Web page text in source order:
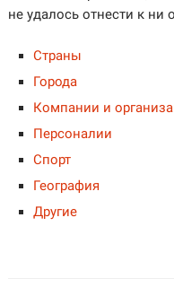
не удалось отнести к ни
Страны
Города
Компании и
Персоналии
Спорт
География
Другие